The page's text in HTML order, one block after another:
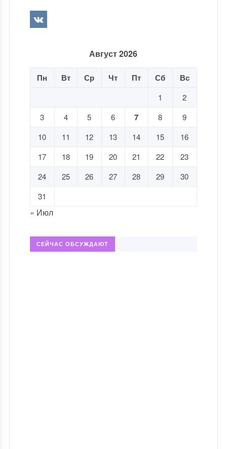
Август 2026
Пн Вт Ср Чт Пт Сб Вс
1
2
3
4 5 6 7 8
9
10
11 12 13 14 15
16
17
18 19 20 21 22
23
24
25 26 27 28 29
30
31
« Июл
СЕЙЧАС ОБСУЖДАЮТ